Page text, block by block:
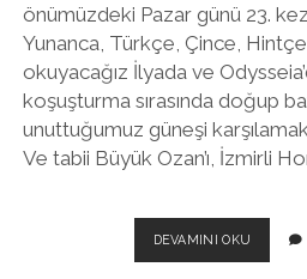
önümüzdeki Pazar günü 23.
Yunanca, Türkçe, Çince,
okuyacağız İlyada ve
koşuşturma sırasında doğup
unuttuğumuz güneşi
Ve tabii Büyük Ozan’ı, İzmirli
DEVAMINI OKU TROYA’YA
KARŞI